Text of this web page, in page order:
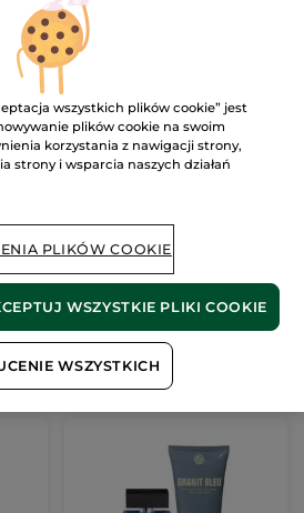
Szampon-żel pod
DODAJ DO
KOSZYKA
wszystkich plików cookie” jest
plików cookie na swoim
korzystania z nawigacji strony,
strony i wsparcia naszych działań
PLIKÓW COOKIE
WSZYSTKICH
WSZYSTKIE PLIKI COOKIE